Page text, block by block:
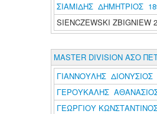
ΣΙΑΜΙΔΗΣ ΔΗΜΗΤΡΙΟΣ
SIENCZEWSKI ZBIGNIEW
MASTER DIVISION ΑΣΟ
ΓΙΑΝΝΟΥΛΗΣ ΔΙΟΝΥΣΙΟΣ
ΓΕΡΟΥΚΑΛΗΣ
ΓΕΩΡΓΙΟΥ